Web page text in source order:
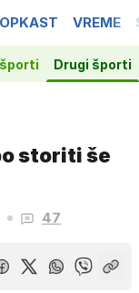
VREME
Drugi športi
storiti še
47